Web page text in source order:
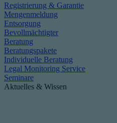
Registrierung & Garantie
Mengenmeldung
Entsorgung
Bevollmächtigter
Beratung
Beratungspakete
Individuelle Beratung
Legal Monitoring Service
Seminare
Aktuelles & Wissen